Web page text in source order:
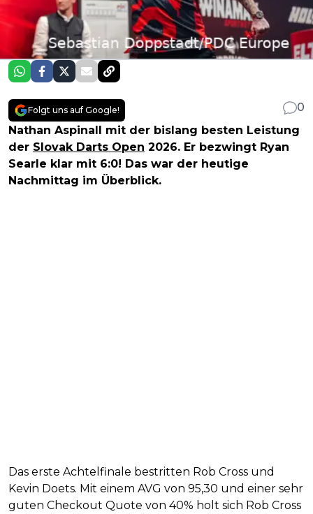
Folgt uns auf Google!
0
Nathan Aspinall mit der bislang besten Leistung
der Slovak Darts Open 2026. Er bezwingt Ryan
Searle klar mit 6:0! Das war der heutige
Nachmittag im Überblick.
Das erste Achtelfinale bestritten Rob Cross und
Kevin Doets. Mit einem AVG von 95,30 und einer sehr
guten Checkout Quote von 40% holt sich Rob Cross